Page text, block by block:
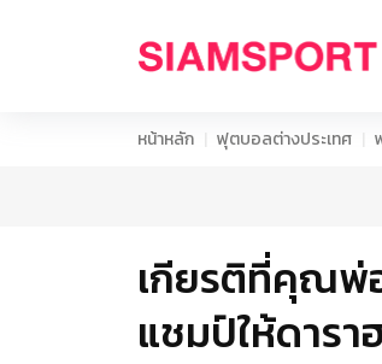
หน้าหลัก ฟุตบอลต่างประเทศ
เกียรติที่คุณพ่
แชมป์ให้ดารา